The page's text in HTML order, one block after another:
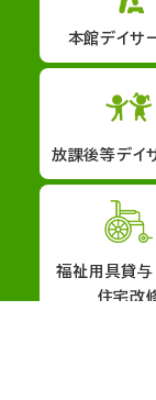
本館デイサ
放課後等デイ
福祉用具貸与
住宅改